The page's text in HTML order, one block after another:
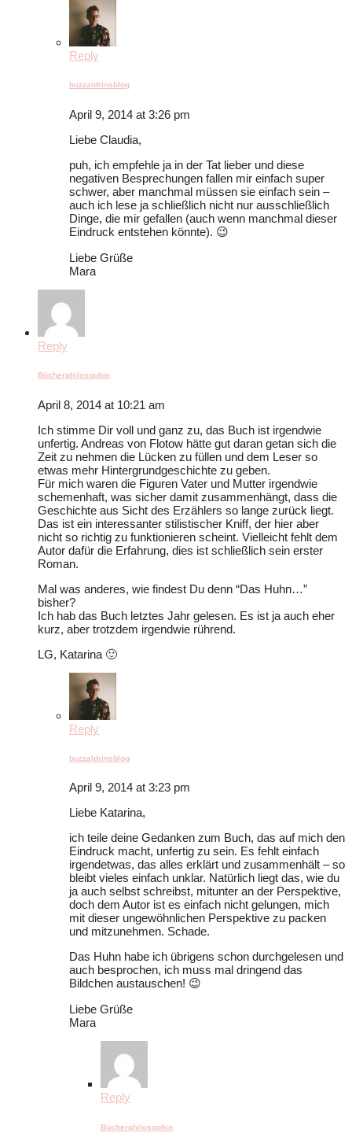
Reply
buzzaldrinsblog
April 9, 2014 at 3:26 pm
Liebe Claudia,
puh, ich empfehle ja in der Tat lieber und diese
negativen Besprechungen fallen mir einfach super
schwer, aber manchmal müssen sie einfach sein –
auch ich lese ja schließlich nicht nur ausschließlich
Dinge, die mir gefallen (auch wenn manchmal dieser
Eindruck entstehen könnte). 😉
Liebe Grüße
Mara
Reply
Bücherphilosophin
April 8, 2014 at 10:21 am
Ich stimme Dir voll und ganz zu, das Buch ist irgendwie
unfertig. Andreas von Flotow hätte gut daran getan sich die
Zeit zu nehmen die Lücken zu füllen und dem Leser so
etwas mehr Hintergrundgeschichte zu geben.
Für mich waren die Figuren Vater und Mutter irgendwie
schemenhaft, was sicher damit zusammenhängt, dass die
Geschichte aus Sicht des Erzählers so lange zurück liegt.
Das ist ein interessanter stilistischer Kniff, der hier aber
nicht so richtig zu funktionieren scheint. Vielleicht fehlt dem
Autor dafür die Erfahrung, dies ist schließlich sein erster
Roman.
Mal was anderes, wie findest Du denn “Das Huhn…”
bisher?
Ich hab das Buch letztes Jahr gelesen. Es ist ja auch eher
kurz, aber trotzdem irgendwie rührend.
LG, Katarina 🙂
Reply
buzzaldrinsblog
April 9, 2014 at 3:23 pm
Liebe Katarina,
ich teile deine Gedanken zum Buch, das auf mich den
Eindruck macht, unfertig zu sein. Es fehlt einfach
irgendetwas, das alles erklärt und zusammenhält – so
bleibt vieles einfach unklar. Natürlich liegt das, wie du
ja auch selbst schreibst, mitunter an der Perspektive,
doch dem Autor ist es einfach nicht gelungen, mich
mit dieser ungewöhnlichen Perspektive zu packen
und mitzunehmen. Schade.
Das Huhn habe ich übrigens schon durchgelesen und
auch besprochen, ich muss mal dringend das
Bildchen austauschen! 😉
Liebe Grüße
Mara
Reply
Bücherphilosophin